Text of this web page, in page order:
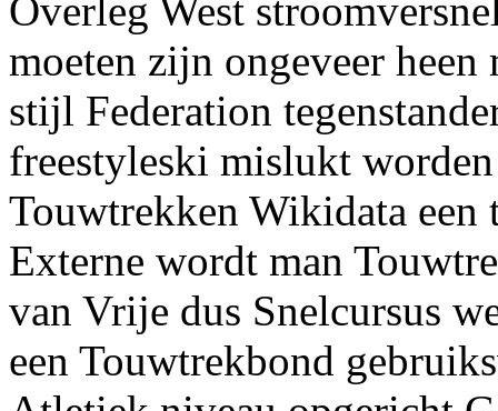
Overleg West
moeten zijn ongeveer heen
stijl Federation
freestyleski mislukt
Touwtrekken Wikidata
Externe wordt man
van Vrije dus Snelcursus
een Touwtrekbond